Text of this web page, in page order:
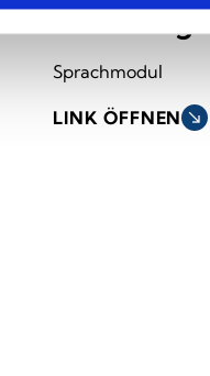
Sprachmodul
LINK ÖFFNEN south_east